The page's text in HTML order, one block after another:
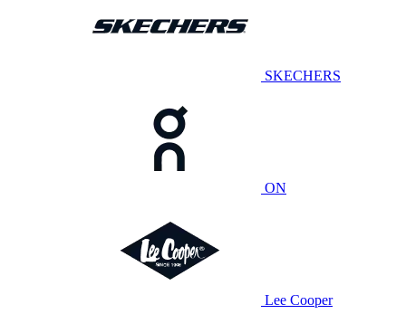
SKECHERS
ON
Lee Cooper